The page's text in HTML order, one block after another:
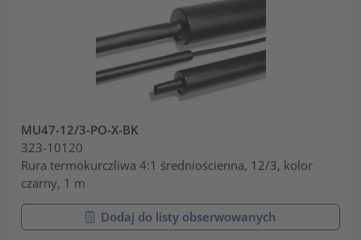
MU47-12/3-PO-X-BK
323-10120
Rura termokurczliwa 4:1 średniościenna, 12/3, kolor
czarny, 1 m
Dodaj do listy obserwowanych